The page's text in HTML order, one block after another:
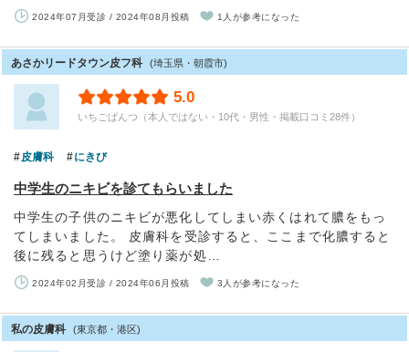
2024年07月受診 / 2024年08月投稿 1人が参考になった
あさかリードタウン皮フ科 (埼玉県・朝霞市)
5.0
いちごぱんつ（本人ではない・10代・男性・掲載口コミ28件）
皮膚科 にきび
中学生のニキビを診てもらいました
中学生の子供のニキビが悪化してしまい赤くはれて膿をもっ
てしまいました。 皮膚科を受診すると、ここまで化膿すると
後に残ると思うけど塗り薬が処…
2024年02月受診 / 2024年06月投稿 3人が参考になった
私の皮膚科 (東京都・港区)